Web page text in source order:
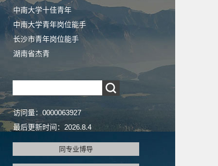
中南大学十佳青年
中南大学青年岗位能手
长沙市青年岗位能手
湖南省杰青
访问量： 0000063927
最后更新时间： 2026.8.4
同专业博导